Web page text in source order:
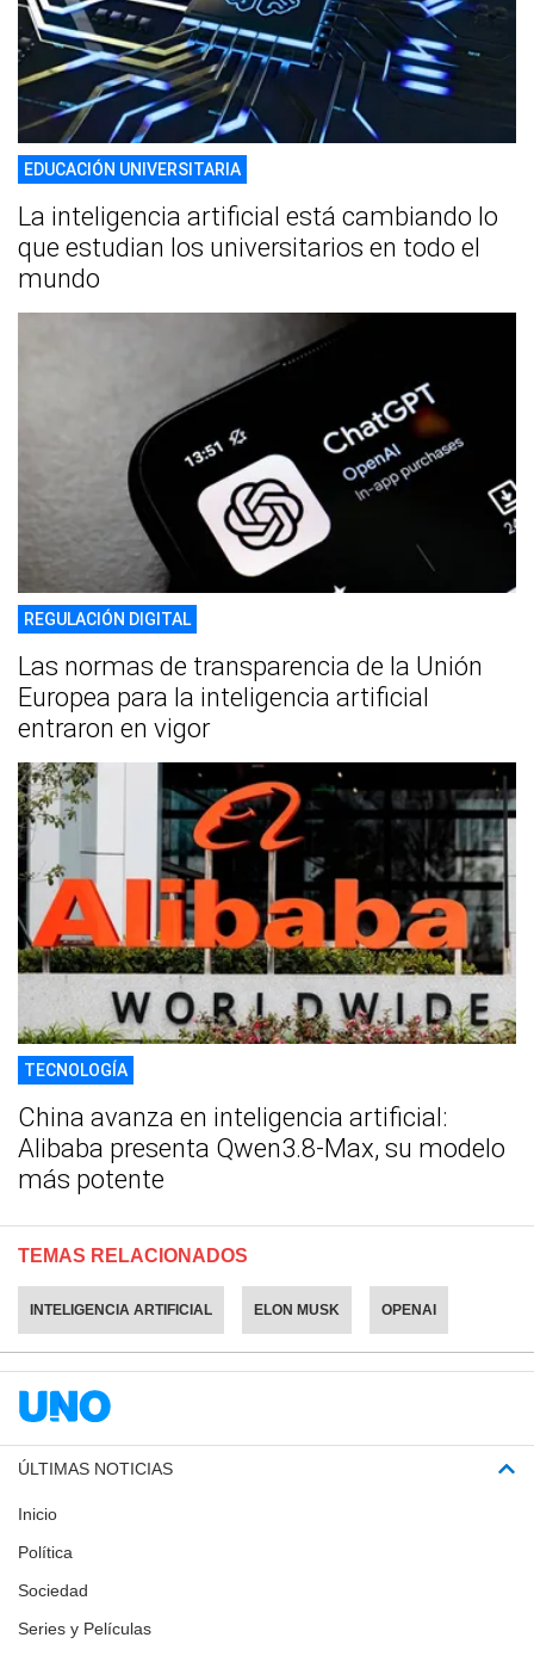
EDUCACIÓN UNIVERSITARIA
La inteligencia artificial está cambiando lo
que estudian los universitarios en todo el
mundo
REGULACIÓN DIGITAL
Las normas de transparencia de la Unión
Europea para la inteligencia artificial
entraron en vigor
TECNOLOGÍA
China avanza en inteligencia artificial:
Alibaba presenta Qwen3.8-Max, su modelo
más potente
TEMAS RELACIONADOS
INTELIGENCIA ARTIFICIAL ELON MUSK OPENAI
ÚLTIMAS NOTICIAS
Inicio
Política
Sociedad
Series y Películas